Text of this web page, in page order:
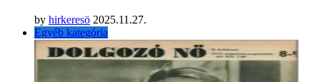
by hirkeresö 2025.11.27.
Egyéb kategória